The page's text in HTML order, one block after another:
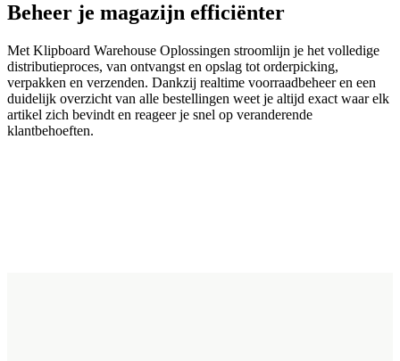
Beheer je magazijn efficiënter
Met Klipboard Warehouse Oplossingen stroomlijn je het volledige
distributieproces, van ontvangst en opslag tot orderpicking,
verpakken en verzenden. Dankzij realtime voorraadbeheer en een
duidelijk overzicht van alle bestellingen weet je altijd exact waar elk
artikel zich bevindt en reageer je snel op veranderende
klantbehoeften.